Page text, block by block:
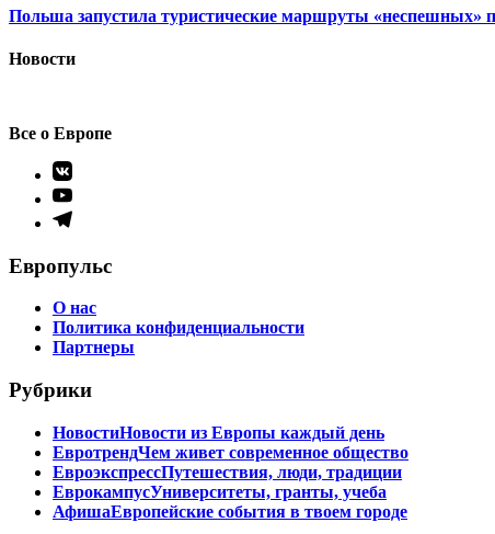
Польша запустила туристические маршруты «неспешных»
Новости
Все о Европе
Элемент
меню
Элемент
меню
Элемент
Европульс
О нас
Политика конфиденциальности
Партнеры
Рубрики
НовостиНовости из Европы каждый день
ЕвротрендЧем живет современное общество
ЕвроэкспрессПутешествия, люди, традиции
ЕврокампусУниверситеты, гранты, учеба
АфишаЕвропейские события в твоем городе